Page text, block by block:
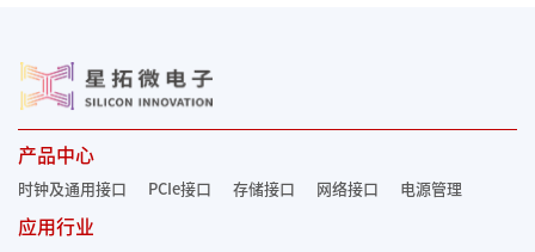
产品中心
时钟及通用接口 PCIe接口 存储接口 网络接口 电源管理
应用行业